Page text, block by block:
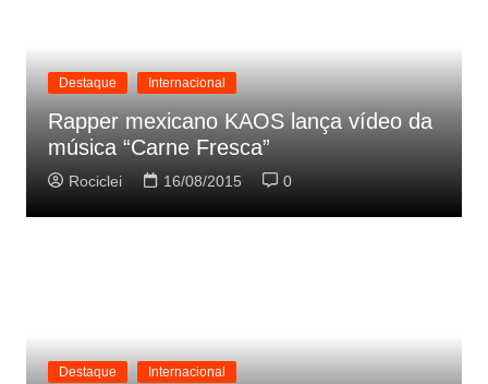
Destaque Internacional
Rapper mexicano KAOS lança vídeo da
música “Carne Fresca”
Rociclei 16/08/2015 0
Destaque Internacional